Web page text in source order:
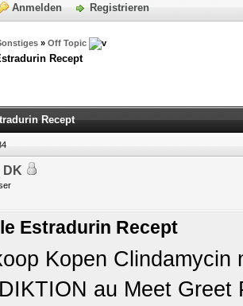
Anmelden Registrieren
» Off Topic
Recept
Recept
DK
Estradurin Recept
Kopen Clindamycin
au Meet